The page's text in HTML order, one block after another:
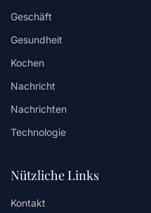
Geschäft
Gesundheit
Kochen
Nachricht
Nachrichten
Technologie
Nützliche Links
Kontakt